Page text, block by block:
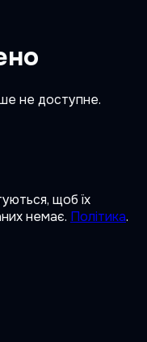
не доступне.
щоб їх
немає. Політика.